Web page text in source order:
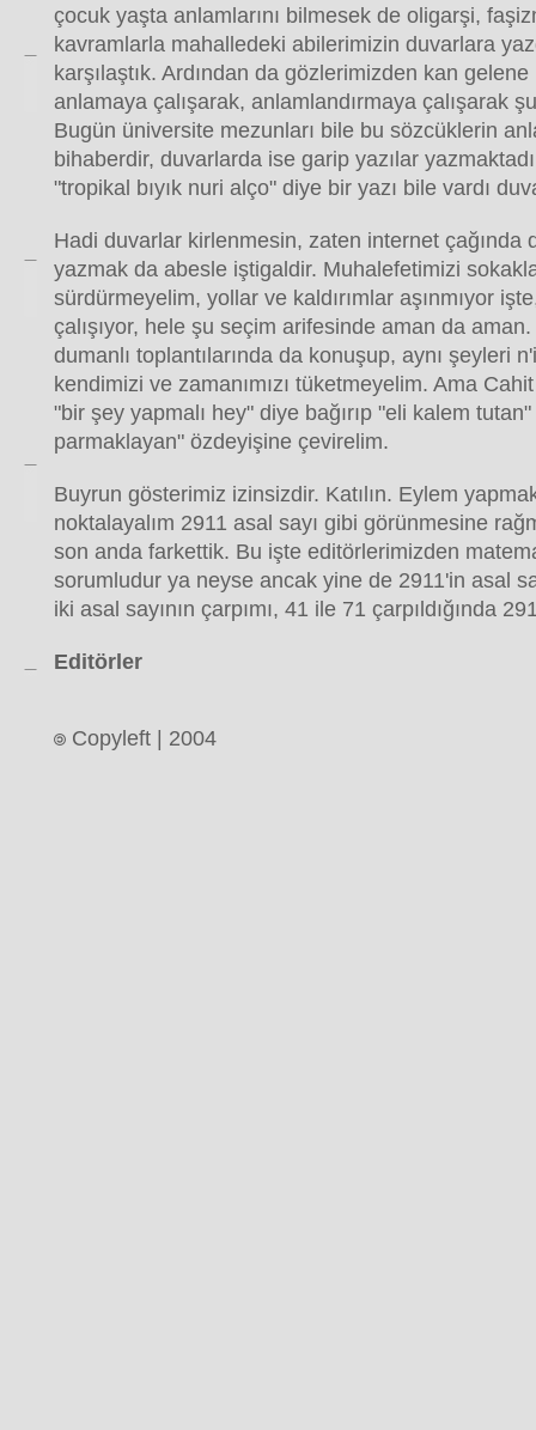
çocuk yaşta anlamlarını bilmesek de oligarşi,
kavramlarla mahalledeki abilerimizin duvarlara
karşılaştık. Ardından da gözlerimizden kan
anlamaya çalışarak, anlamlandırmaya çalışarak
Bugün üniversite mezunları bile bu sözcüklerin
bihaberdir, duvarlarda ise garip yazılar
"tropikal bıyık nuri alço" diye bir yazı bile vardı
Hadi duvarlar kirlenmesin, zaten internet çağında
yazmak da abesle iştigaldir. Muhalefetimizi
sürdürmeyelim, yollar ve kaldırımlar aşınmıyor
çalışıyor, hele şu seçim arifesinde aman da
dumanlı toplantılarında da konuşup, aynı şeyleri
kendimizi ve zamanımızı tüketmeyelim. Ama
"bir şey yapmalı hey" diye bağırıp "eli kalem
parmaklayan" özdeyişine çevirelim.
Buyrun gösterimiz izinsizdir. Katılın. Eylem
noktalayalım 2911 asal sayı gibi görünmesine
son anda farkettik. Bu işte editörlerimizden
sorumludur ya neyse ancak yine de 2911'in asal
iki asal sayının çarpımı, 41 ile 71 çarpıldığında
Editörler
Copyleft | 2004